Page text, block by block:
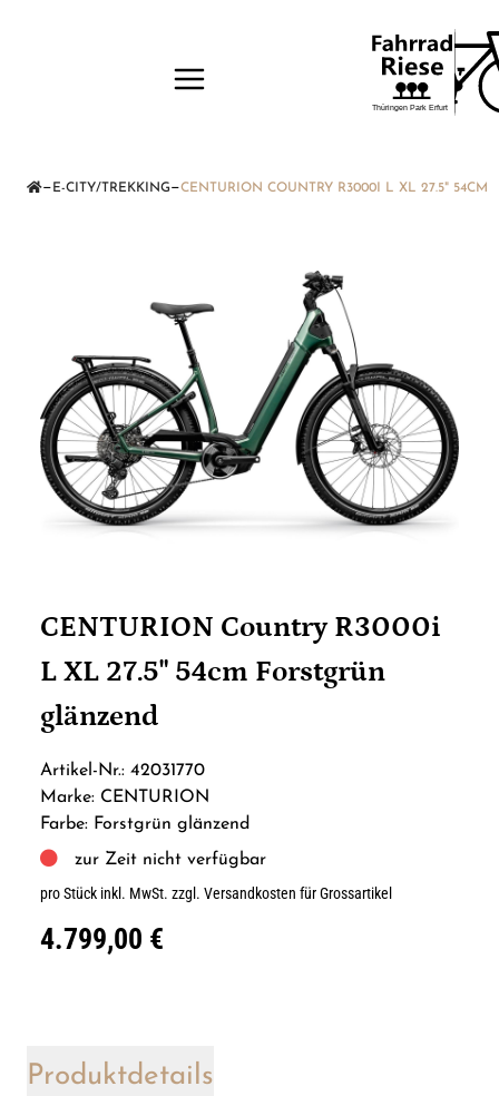
— E-CITY/TREKKING—CENTURION COUNTRY R3000I L XL 27.5" 54CM
CENTURION Country R3000i
L XL 27.5" 54cm Forstgrün
glänzend
Artikel-Nr.: 42031770
Marke: CENTURION
Farbe: Forstgrün glänzend
zur Zeit nicht verfügbar
pro Stück inkl. MwSt. zzgl. Versandkosten für Grossartikel
4.799,00 €
Produktdetails